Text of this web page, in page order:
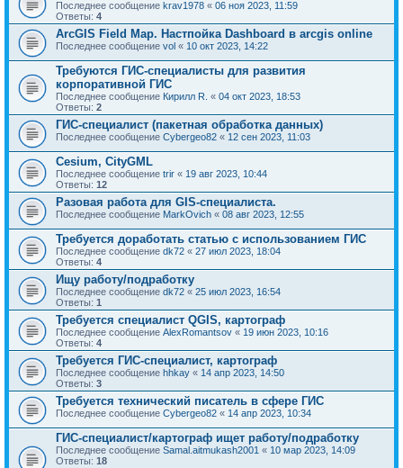
Последнее сообщение krav1978 « 06 ноя 2023, 11:59
Ответы: 4
ArcGIS Field Map. Настпойка Dashboard в arcgis online
Последнее сообщение vol « 10 окт 2023, 14:22
Требуются ГИС-специалисты для развития
корпоративной ГИС
Последнее сообщение Кирилл R. « 04 окт 2023, 18:53
Ответы: 2
ГИС-специалист (пакетная обработка данных)
Последнее сообщение Cybergeo82 « 12 сен 2023, 11:03
Cesium, CityGML
Последнее сообщение trir « 19 авг 2023, 10:44
Ответы: 12
Разовая работа для GIS-специалиста.
Последнее сообщение MarkOvich « 08 авг 2023, 12:55
Требуется доработать статью с использованием ГИС
Последнее сообщение dk72 « 27 июл 2023, 18:04
Ответы: 4
Ищу работу/подработку
Последнее сообщение dk72 « 25 июл 2023, 16:54
Ответы: 1
Требуется специалист QGIS, картограф
Последнее сообщение AlexRomantsov « 19 июн 2023, 10:16
Ответы: 4
Требуется ГИС-специалист, картограф
Последнее сообщение hhkay « 14 апр 2023, 14:50
Ответы: 3
Требуется технический писатель в сфере ГИС
Последнее сообщение Cybergeo82 « 14 апр 2023, 10:34
ГИС-специалист/картограф ищет работу/подработку
Последнее сообщение Samal.aitmukash2001 « 10 мар 2023, 14:09
Ответы: 18